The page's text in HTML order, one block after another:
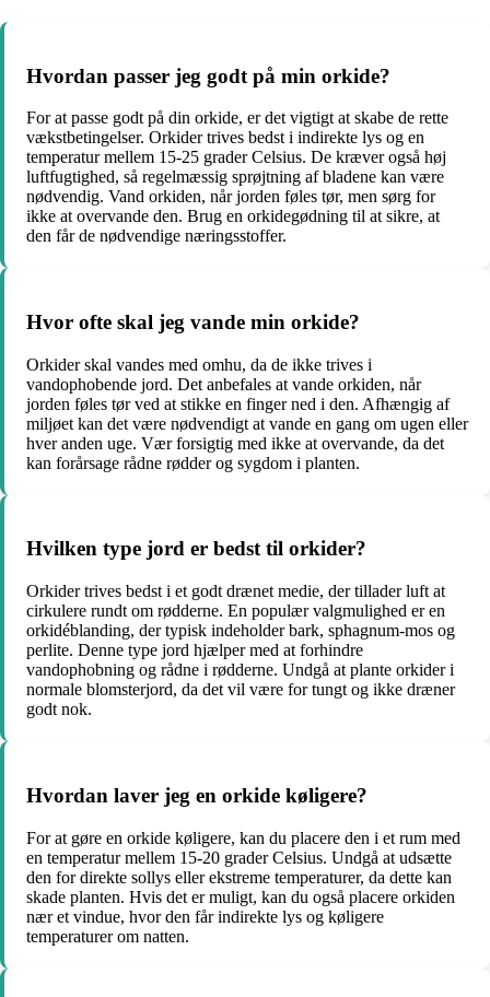
Hvordan passer jeg godt på min orkide?
For at passe godt på din orkide, er det vigtigt at skabe de rette
vækstbetingelser. Orkider trives bedst i indirekte lys og en
temperatur mellem 15-25 grader Celsius. De kræver også høj
luftfugtighed, så regelmæssig sprøjtning af bladene kan være
nødvendig. Vand orkiden, når jorden føles tør, men sørg for
ikke at overvande den. Brug en orkidegødning til at sikre, at
den får de nødvendige næringsstoffer.
Hvor ofte skal jeg vande min orkide?
Orkider skal vandes med omhu, da de ikke trives i
vandophobende jord. Det anbefales at vande orkiden, når
jorden føles tør ved at stikke en finger ned i den. Afhængig af
miljøet kan det være nødvendigt at vande en gang om ugen eller
hver anden uge. Vær forsigtig med ikke at overvande, da det
kan forårsage rådne rødder og sygdom i planten.
Hvilken type jord er bedst til orkider?
Orkider trives bedst i et godt drænet medie, der tillader luft at
cirkulere rundt om rødderne. En populær valgmulighed er en
orkidéblanding, der typisk indeholder bark, sphagnum-mos og
perlite. Denne type jord hjælper med at forhindre
vandophobning og rådne i rødderne. Undgå at plante orkider i
normale blomsterjord, da det vil være for tungt og ikke dræner
godt nok.
Hvordan laver jeg en orkide køligere?
For at gøre en orkide køligere, kan du placere den i et rum med
en temperatur mellem 15-20 grader Celsius. Undgå at udsætte
den for direkte sollys eller ekstreme temperaturer, da dette kan
skade planten. Hvis det er muligt, kan du også placere orkiden
nær et vindue, hvor den får indirekte lys og køligere
temperaturer om natten.